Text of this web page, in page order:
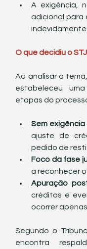
A exigência,
adicional para
indevidamente.
O que decidiu o STJ
Ao analisar o
estabeleceu
etapas do
Sem
ajuste de
pedido de
Foco da fase
a reconhecer
Apuração
créditos e
ocorrer
Segundo o
encontra